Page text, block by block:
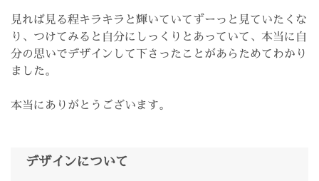
見れば見る程キラキラと輝いていてずーっと見ていたくな
り、つけてみると自分にしっくりとあっていて、本当に自
分の思いでデザインして下さったことがあらためてわかり
ました。
本当にありがとうございます。
デザインについて